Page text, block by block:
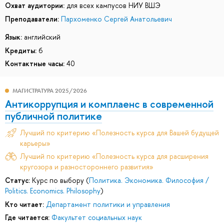
Охват аудитории: для всех кампусов НИУ ВШЭ
Преподаватели: Пархоменко Сергей Анатольевич
Язык: английский
Кредиты: 6
Контактные часы: 40
МАГИСТРАТУРА 2025/2026
Антикоррупция и комплаенс в современной
публичной политике
Лучший по критерию «Полезность курса для Вашей будущей
карьеры»
Лучший по критерию «Полезность курса для расширения
кругозора и разностороннего развития»
Статус: Курс по выбору (Политика. Экономика. Философия /
Politics. Economics. Philosophy)
Кто читает: Департамент политики и управления
Где читается: Факультет социальных наук